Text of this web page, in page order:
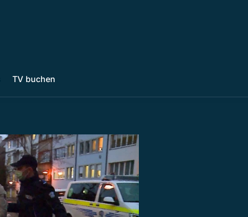
TV buchen